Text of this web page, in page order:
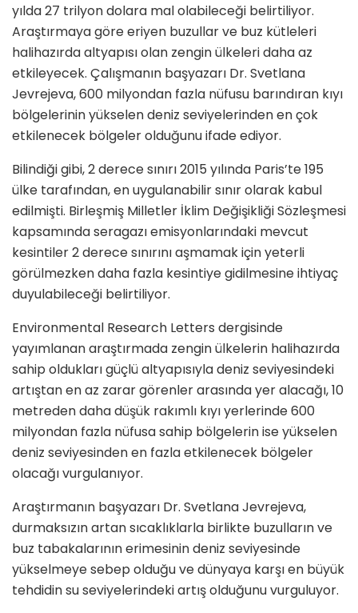
yılda 27 trilyon dolara mal olabileceği belirtiliyor.
Araştırmaya göre eriyen buzullar ve buz kütleleri
halihazırda altyapısı olan zengin ülkeleri daha az
etkileyecek. Çalışmanın başyazarı Dr. Svetlana
Jevrejeva, 600 milyondan fazla nüfusu barındıran kıyı
bölgelerinin yükselen deniz seviyelerinden en çok
etkilenecek bölgeler olduğunu ifade ediyor.
Bilindiği gibi, 2 derece sınırı 2015 yılında Paris’te 195
ülke tarafından, en uygulanabilir sınır olarak kabul
edilmişti. Birleşmiş Milletler İklim Değişikliği Sözleşmesi
kapsamında seragazı emisyonlarındaki mevcut
kesintiler 2 derece sınırını aşmamak için yeterli
görülmezken daha fazla kesintiye gidilmesine ihtiyaç
duyulabileceği belirtiliyor.
Environmental Research Letters dergisinde
yayımlanan araştırmada zengin ülkelerin halihazırda
sahip oldukları güçlü altyapısıyla deniz seviyesindeki
artıştan en az zarar görenler arasında yer alacağı, 10
metreden daha düşük rakımlı kıyı yerlerinde 600
milyondan fazla nüfusa sahip bölgelerin ise yükselen
deniz seviyesinden en fazla etkilenecek bölgeler
olacağı vurgulanıyor.
Araştırmanın başyazarı Dr. Svetlana Jevrejeva,
durmaksızın artan sıcaklıklarla birlikte buzulların ve
buz tabakalarının erimesinin deniz seviyesinde
yükselmeye sebep olduğu ve dünyaya karşı en büyük
tehdidin su seviyelerindeki artış olduğunu vurguluyor.